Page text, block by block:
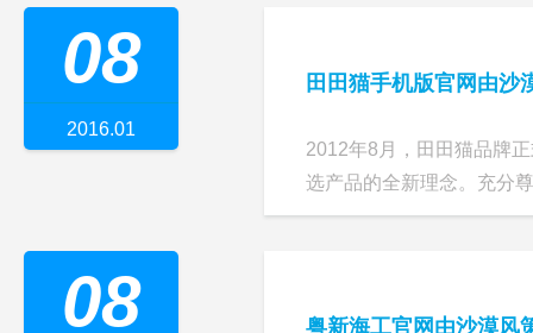
田田猫手机版官网由沙
2012年8月，田田猫品牌
选产品的全新理念。充分
08
2016.01
粤新海工官网由沙漠风
08